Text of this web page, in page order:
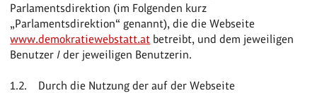
Parlamentsdirektion (im Folgenden kurz
„Parlamentsdirektion“ genannt), die die Webseite
www.demokratiewebstatt.at betreibt, und dem jeweiligen
Benutzer / der jeweiligen Benutzerin.
1.2. Durch die Nutzung der auf der Webseite